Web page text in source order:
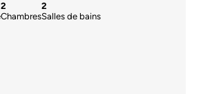
2
Chambres
2
Salles de bains